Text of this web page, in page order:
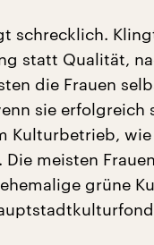
schrecklich.
statt Qualität,
die Frauen
sie erfolgreich
Kulturbetrieb,
meisten
grüne